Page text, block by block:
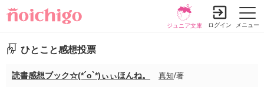
メニュー
ジュニア文庫 ログイン
ひとこと感想投票
読書感想ブック☆(*´ο`*)ぃぃほんね。 真知/著